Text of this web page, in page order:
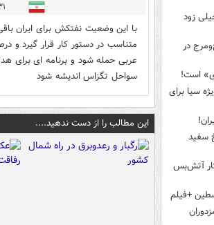
زود
در
است!
سیا برای
سفید
آتش‌بس
+فیلم
با این وضعیت نفتکش برای ایران
متناسب در دستور کار قرار گیرد و
عربی حمله شود و برنامه ای برای
سواحل تگزاس اندیشه شود
این مطالب را از دست ندهید....